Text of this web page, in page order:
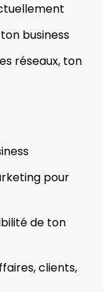
business
réseaux, ton
pour
de ton
clients,